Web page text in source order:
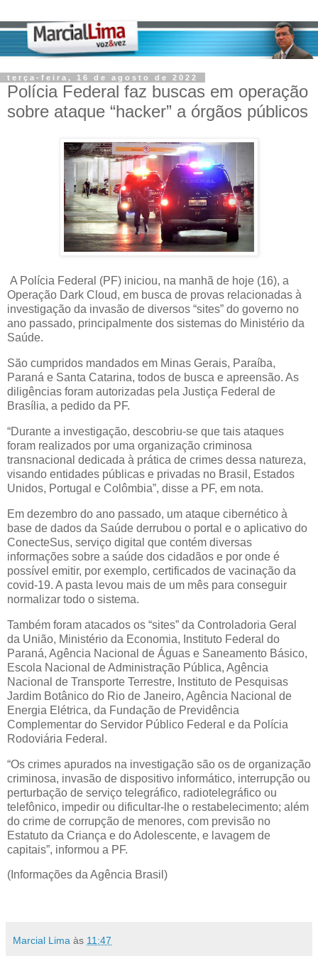
terça-feira, 16 de agosto de 2022
Polícia Federal faz buscas em operação
sobre ataque “hacker” a órgãos públicos
A Polícia Federal (PF) iniciou, na manhã de hoje (16), a
Operação Dark Cloud, em busca de provas relacionadas à
investigação da invasão de diversos “sites” do governo no
ano passado, principalmente dos sistemas do Ministério da
Saúde.
São cumpridos mandados em Minas Gerais, Paraíba,
Paraná e Santa Catarina, todos de busca e apreensão. As
diligências foram autorizadas pela Justiça Federal de
Brasília, a pedido da PF.
“Durante a investigação, descobriu-se que tais ataques
foram realizados por uma organização criminosa
transnacional dedicada à prática de crimes dessa natureza,
visando entidades públicas e privadas no Brasil, Estados
Unidos, Portugal e Colômbia”, disse a PF, em nota.
Em dezembro do ano passado, um ataque cibernético à
base de dados da Saúde derrubou o portal e o aplicativo do
ConecteSus, serviço digital que contém diversas
informações sobre a saúde dos cidadãos e por onde é
possível emitir, por exemplo, certificados de vacinação da
covid-19. A pasta levou mais de um mês para conseguir
normalizar todo o sistema.
Também foram atacados os “sites” da Controladoria Geral
da União, Ministério da Economia, Instituto Federal do
Paraná, Agência Nacional de Águas e Saneamento Básico,
Escola Nacional de Administração Pública, Agência
Nacional de Transporte Terrestre, Instituto de Pesquisas
Jardim Botânico do Rio de Janeiro, Agência Nacional de
Energia Elétrica, da Fundação de Previdência
Complementar do Servidor Público Federal e da Polícia
Rodoviária Federal.
“Os crimes apurados na investigação são os de organização
criminosa, invasão de dispositivo informático, interrupção ou
perturbação de serviço telegráfico, radiotelegráfico ou
telefônico, impedir ou dificultar-lhe o restabelecimento; além
do crime de corrupção de menores, com previsão no
Estatuto da Criança e do Adolescente, e lavagem de
capitais”, informou a PF.
(Informações da Agência Brasil)
Marcial Lima às 11:47